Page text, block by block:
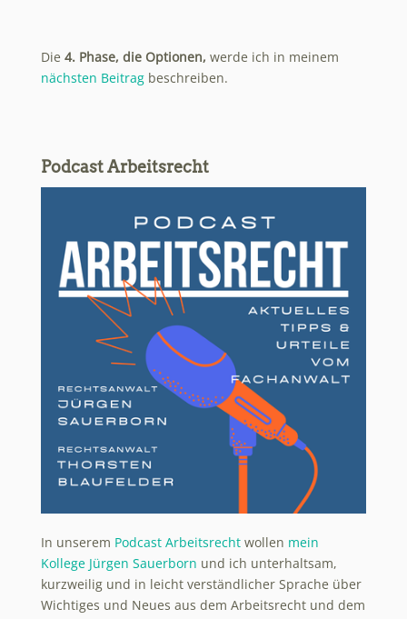
Die 4. Phase, die Optionen, werde ich in meinem
nächsten Beitragbeschreiben.
Podcast Arbeitsrecht
In unserem Podcast Arbeitsrechtwollen mein
Kollege Jürgen Sauerborn und ich unterhaltsam,
kurzweilig und in leicht verständlicher Sprache über
Wichtiges und Neues aus dem Arbeitsrecht und dem